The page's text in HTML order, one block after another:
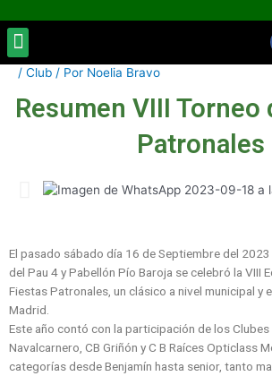
al
contenido
Menu
/ Club / Por Noelia Bravo
Resumen VIII Torneo
Patronales
El pasado sábado día 16 de Septiembre del
del Pau 4 y Pabellón Pío Baroja se celebró la VIII
Fiestas Patronales, un clásico a nivel municipal y
Madrid.
Este año contó con la participación de los
Navalcarnero, CB Griñón y C B Raíces Opticlass
categorías desde Benjamín hasta senior, tanto
Navegación
entradas